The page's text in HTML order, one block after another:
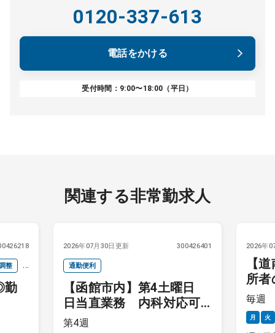
0120-337-613
電話をかける
受付時間：9:00〜18:00（平日）
関連する非常勤求人
整
勤
2026年07月30日更新 300426401
通勤便利
【函館市内】第4土曜日
日当直業務 内科対応可
能であれば科目不問
第4週
2026年
【
所者
ール
毎週
月 火